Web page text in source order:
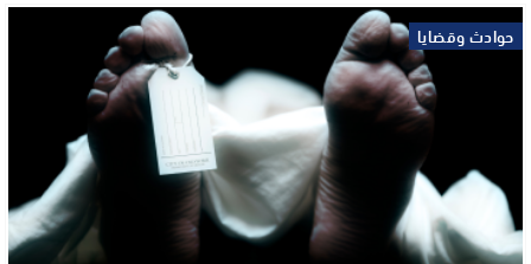
حوادث وقضايا